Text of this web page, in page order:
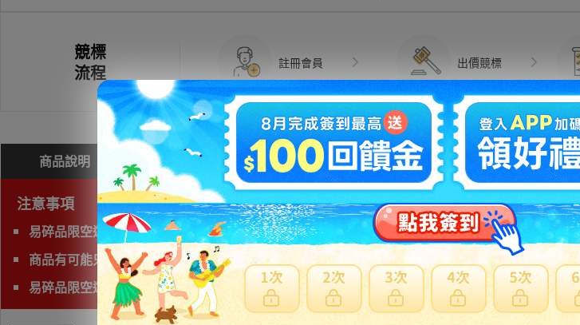
競標
流程
註冊會員 出價競標
商品說明 問與答( 費用試算 問題商品反映流程
注意事項
易碎品限空運，非易碎品可使用海運。
商品有可能只能自取，自取費用相當高，請查看頁面確認
易碎品限空運，非易碎品可使用海運。